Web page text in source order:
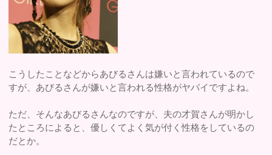
こうしたことなどからあびるさんは嫌いと言われているので
すが、あびるさんが嫌いと言われる性格がヤバイですよね。
ただ、そんなあびるさんなのですが、夫の才賀さんが明かし
たところによると、優しくてよく気が付く性格をしているの
だとか。